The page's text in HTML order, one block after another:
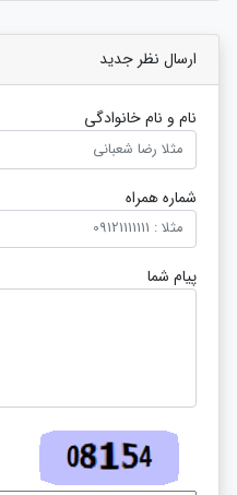
ارسال نظر جدید
نام و نام خانوادگی
شماره همراه
پیام شما